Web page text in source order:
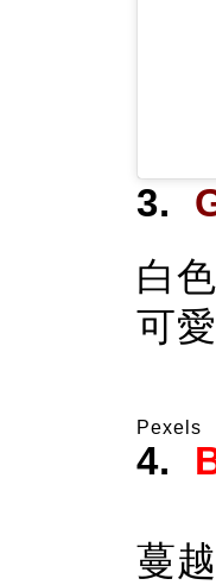
3.
白
可愛
Pexels
4.
蔓